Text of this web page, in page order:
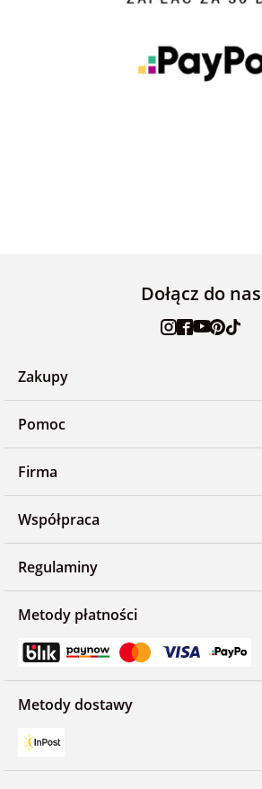
Dołącz do nas
Zakupy
Pomoc
Firma
Współpraca
Regulaminy
Metody płatności
Metody dostawy